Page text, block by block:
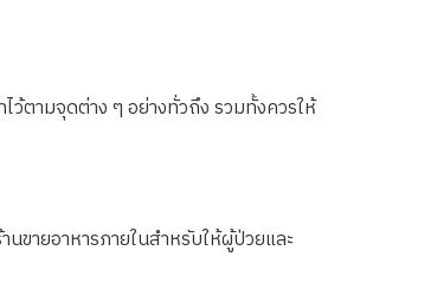
ตามจุดต่าง ๆ อย่างทั่วถึง รวมทั้งควรให้
ขายอาหารภายในสำหรับให้ผู้ป่วยและ